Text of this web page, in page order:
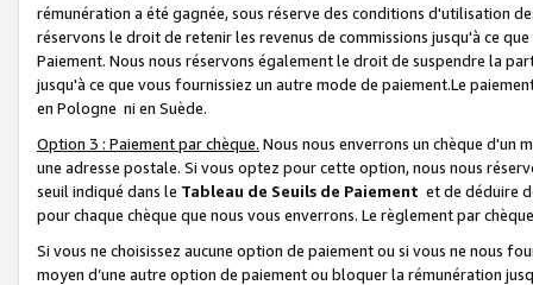
rémunération a été gagnée, sous réserve des conditions d'utilisation
réservons le droit de retenir les revenus de commissions jusqu'à ce
Paiement. Nous nous réservons également le droit de suspendre la
jusqu'à ce que vous fournissiez un autre mode de paiement.Le
en Pologne ni en Suède.
Option 3 : Paiement par chèque. Nous nous enverrons un chèque d'un
une adresse postale. Si vous optez pour cette option, nous nous
seuil indiqué dans le Tableau de Seuils de Paiement et de déduire
pour chaque chèque que nous vous enverrons. Le règlement par
Si vous ne choisissez aucune option de paiement ou si vous ne nous
moyen d’une autre option de paiement ou bloquer la rémunération